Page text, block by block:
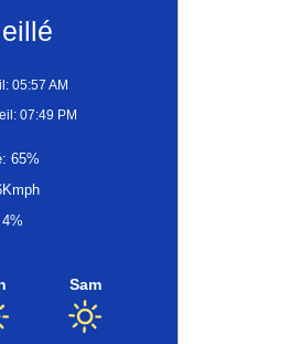
05:57 AM
07:49 PM
65%
Sam